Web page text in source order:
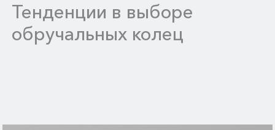
Тенденции в выборе
обручальных колец